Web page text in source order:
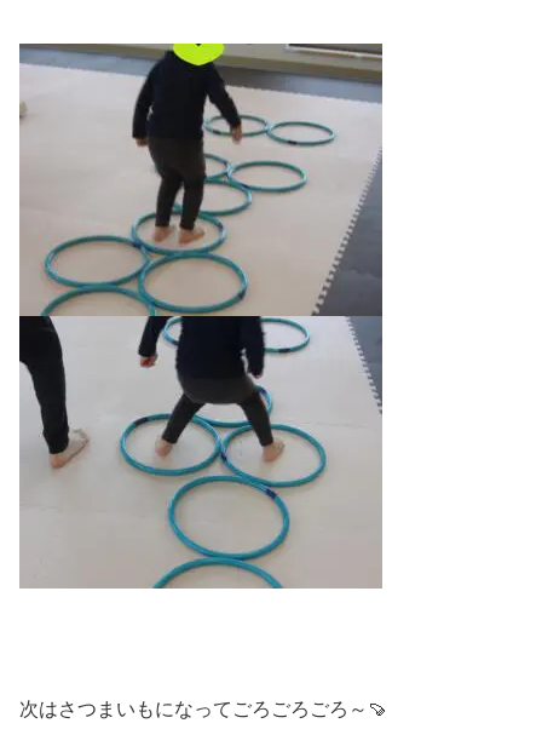
次はさつまいもになってごろごろごろ～🍠